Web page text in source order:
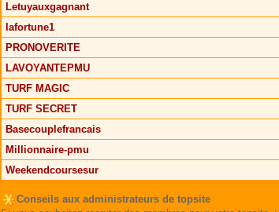
Letuyauxgagnant
lafortune1
PRONOVERITE
LAVOYANTEPMU
TURF MAGIC
TURF SECRET
Basecouplefrancais
Millionnaire-pmu
Weekendcoursesur
Conseils aux administrateurs de topsite